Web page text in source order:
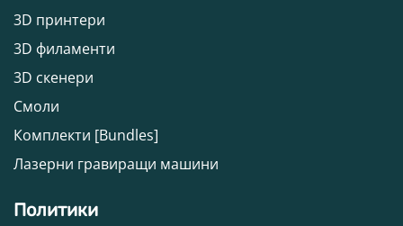
3D принтери
3D филаменти
3D скенери
Смоли
Комплекти [Bundles]
Лазерни гравиращи машини
Политики